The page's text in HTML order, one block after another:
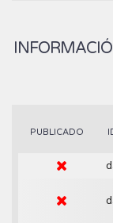
PUBLICADO